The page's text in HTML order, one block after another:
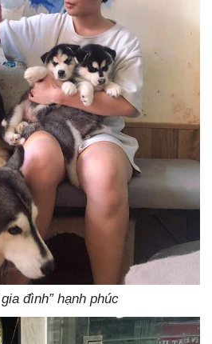
đình” hạnh phúc